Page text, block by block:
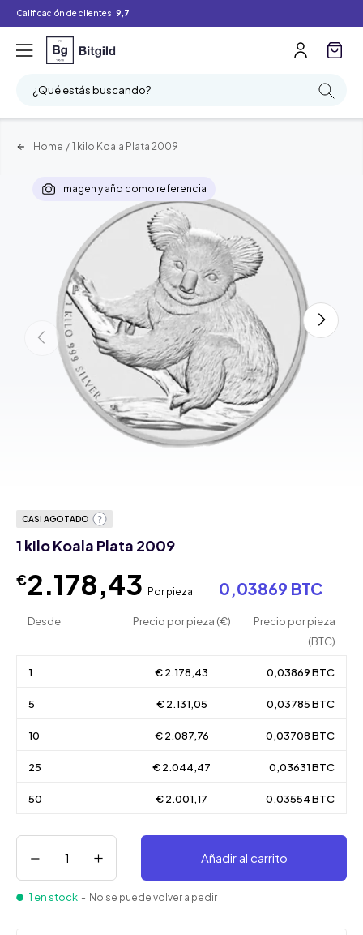
Calificación de clientes: 9,7
¿Qué estás buscando?
Home / 1 kilo Koala Plata 2009
Imagen y año como referencia
CASI AGOTADO
1 kilo Koala Plata 2009
€2.178,43 Por pieza 0,03869 BTC
Desde Precio por pieza (€)
Precio por pieza
(BTC)
1 € 2.178,43 0,03869 BTC
5 € 2.131,05 0,03785 BTC
10 € 2.087,76 0,03708 BTC
25 € 2.044,47 0,03631 BTC
50 € 2.001,17 0,03554 BTC
Añadir al carrito
1 en stock - No se puede volver a pedir